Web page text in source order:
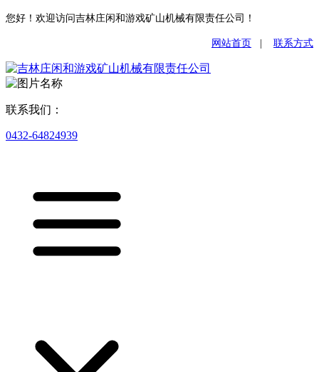
您好！欢迎访问吉林庄闲和游戏矿山机械有限责任公司！
网站首页 联系方式
联系我们：
0432-64824939